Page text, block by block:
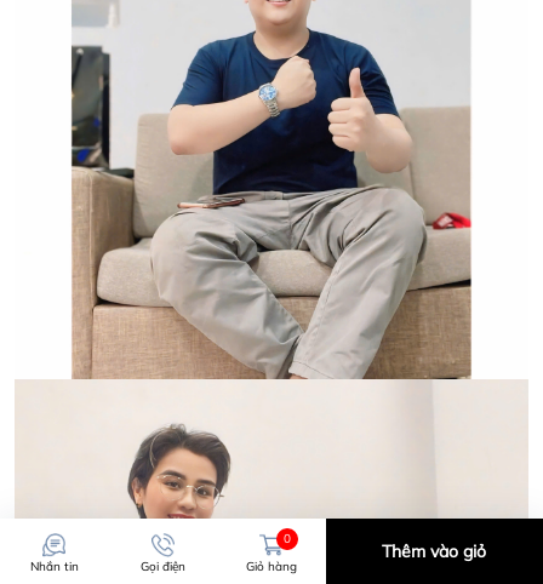
Nhắn tin Gọi điện
0
Giỏ hàng
Thêm vào giỏ